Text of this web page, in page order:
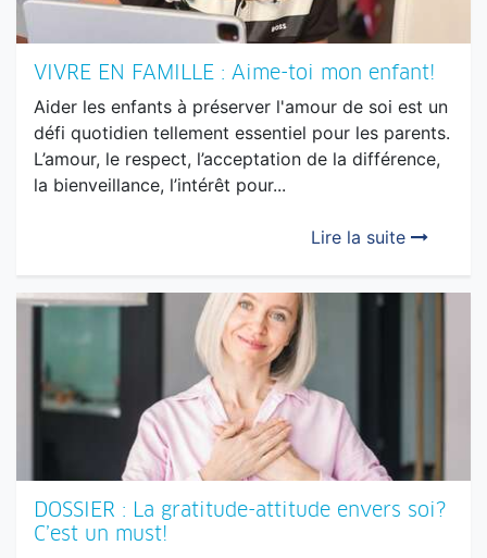
Aider les enfants à préserver l'amour de soi est un
L’amour, le respect, l’acceptation de la différence,
la bienveillance, l’intérêt pour...
Lire la suite